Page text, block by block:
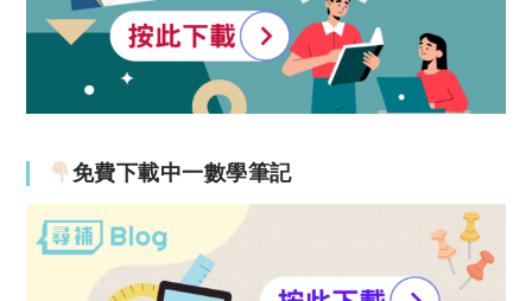
免費下載中一數學筆記